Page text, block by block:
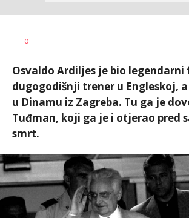
0
Osvaldo Ardiljes je bio legendarni
dugogodišnji trener u Engleskoj,
u Dinamu iz Zagreba. Tu ga je
Tuđman, koji ga je i otjerao pred
smrt.